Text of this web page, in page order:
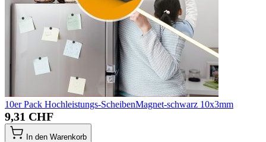
10er Pack Hochleistungs-ScheibenMagnet-schwarz 10x3mm
9,31 CHF
In den Warenkorb